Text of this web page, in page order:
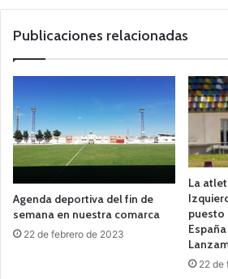
we
Publicaciones relacionadas
Agenda deportiva del fin de
semana en nuestra comarca
22 de febrero de 2023
La
puesto
22 de